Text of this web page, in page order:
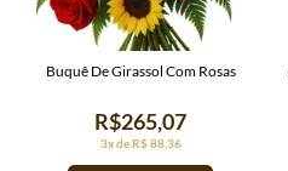
3x de R$ 88,36
R$265,07
Buquê De Girassol Com Rosas